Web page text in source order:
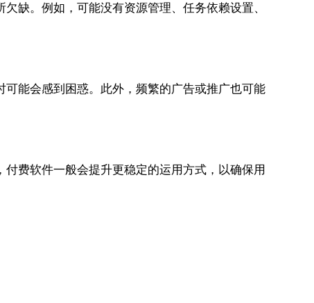
缺。例如，可能没有资源管理、任务依赖设置、
能会感到困惑。此外，频繁的广告或推广也可能
费软件一般会提升更稳定的运用方式，以确保用